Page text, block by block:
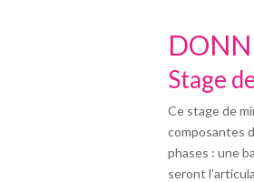
Stage
Ce stage de
composantes
phases : une
seront